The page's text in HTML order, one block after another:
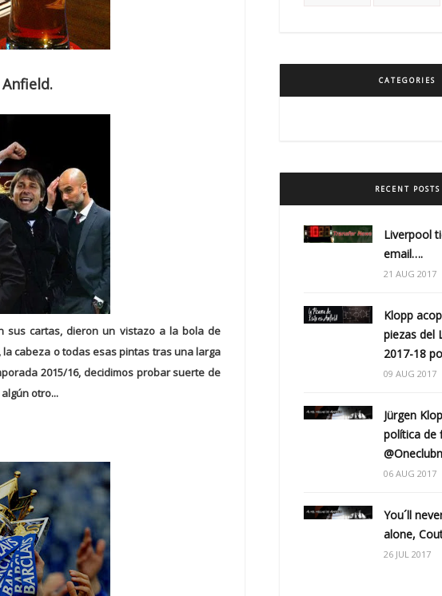
sus cartas, dieron un vistazo a la bola de
cabeza o todas esas pintas tras una larga
2015/16, decidimos probar suerte de
otro...
CATEGORIES
RECENT POSTS
Liverpool
email….
21 AUG 2017
Klopp
piezas del
2017-18
09 AUG 2017
Jürgen
política de
06 AUG 2017
You´ll
alone,
26 JUL 2017